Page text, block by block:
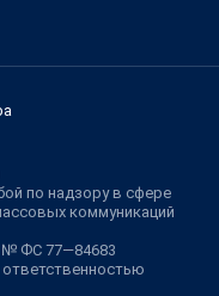
по надзору в сфере
коммуникаций
№ ФС 77—84683